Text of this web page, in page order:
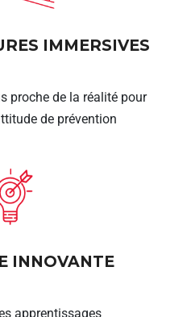
IMMERSIVES
proche de la réalité pour
de prévention
INNOVANTE
apprentissages